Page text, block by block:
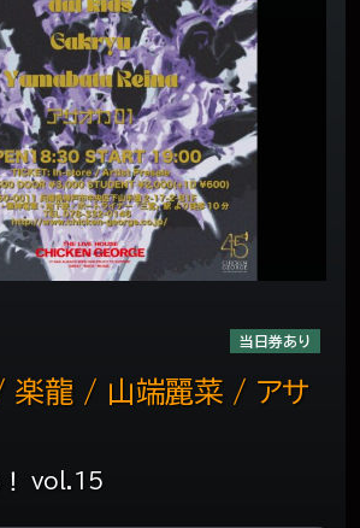
当日券あり
！ vol.15
龍 / 山端麗菜 / アサ